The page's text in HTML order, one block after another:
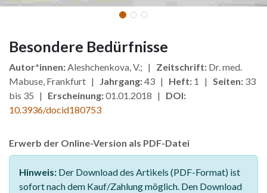
Besondere Bedürfnisse
Autor*innen:Aleshchenkova, V.; | Zeitschrift: Dr. med.
Mabuse, Frankfurt | Jahrgang:43 | Heft: 1 | Seiten: 33
bis 35 | Erscheinung:01.01.2018 | DOI:
10.3936/docid180753
Erwerb der Online-Version als PDF-Datei
Hinweis: Der Download des Artikels (PDF-Format) ist
sofort nach dem Kauf/Zahlung möglich. Den Download